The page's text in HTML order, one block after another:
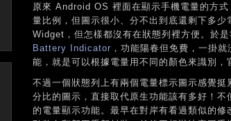
原來 Android OS 裡面在顯示手機電量的方
量比例，但圖示很小、分不出到底還剩下多
Widget，但怎樣都沒有在狀態列裡方便。於
Battery Indicator ，功能陽春但免費，一掛
能，就是可以根據電量用不同的顏色來識別，
不過一個狀態列上有兩個電量標示圖示感覺
分比的圖示，直接取代原生功能該有多好！
的電量顯示功能。最早在對岸有看過類似的